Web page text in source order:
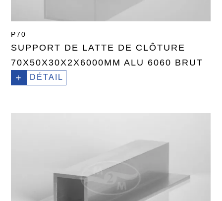
P70
SUPPORT DE LATTE DE CLÔTURE
70X50X30X2X6000MM ALU 6060 BRUT
+ DÉTAIL